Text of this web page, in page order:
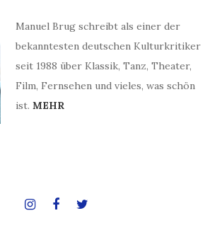
Manuel Brug schreibt als einer der
bekanntesten deutschen Kulturkritiker
seit 1988 über Klassik, Tanz, Theater,
Film, Fernsehen und vieles, was schön
ist. MEHR